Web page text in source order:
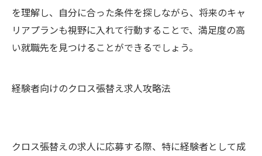
を理解し、自分に合った条件を探しながら、将来のキャ
リアプランも視野に入れて行動することで、満足度の高
い就職先を見つけることができるでしょう。
経験者向けのクロス張替え求人攻略法
クロス張替えの求人に応募する際、特に経験者として成